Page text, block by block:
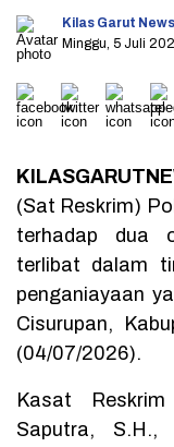
Kilas Garut News
Minggu, 5 Juli
(Sat Reskrim)
terhadap dua
terlibat dalam
penganiayaan
Cisurupan,
(04/07/2026).
Kasat
Saputra, S.H.,